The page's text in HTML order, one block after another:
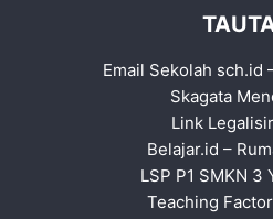
Email Sekolah sch.id
Skagata
Link
Belajar.id –
LSP P1 SMKN 3
Teaching